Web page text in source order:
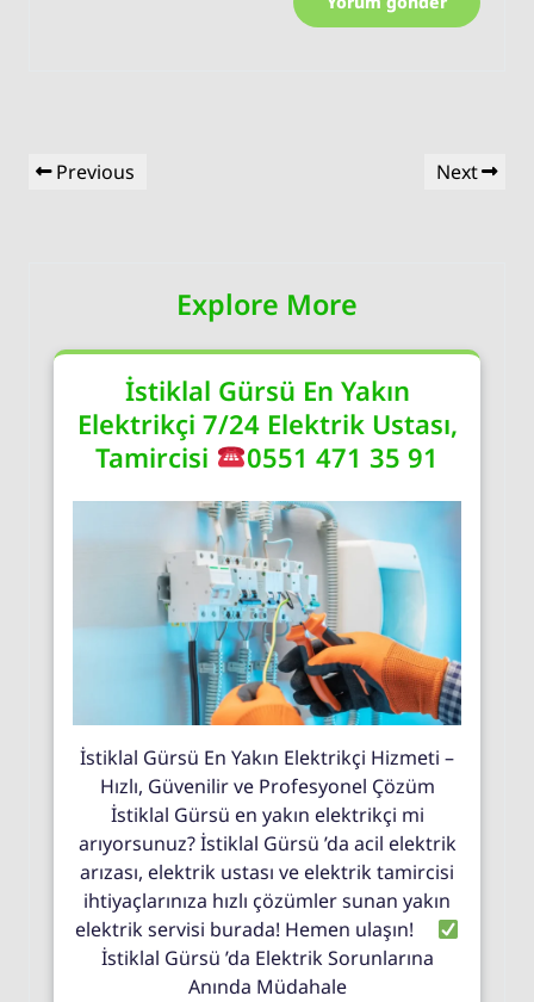
Yazı
gezinmesi
Previous
Previous
Next
Next
Explore More
İstiklal Gürsü En Yakın
Elektrikçi 7/24 Elektrik Ustası,
Tamircisi
0551 471 35 91
İstiklal Gürsü En Yakın Elektrikçi Hizmeti –
Hızlı, Güvenilir ve Profesyonel Çözüm
İstiklal Gürsü en yakın elektrikçi mi
arıyorsunuz? İstiklal Gürsü ’da acil elektrik
arızası, elektrik ustası ve elektrik tamircisi
ihtiyaçlarınıza hızlı çözümler sunan yakın
elektrik servisi burada! Hemen ulaşın!
İstiklal Gürsü ’da Elektrik Sorunlarına
Anında Müdahale